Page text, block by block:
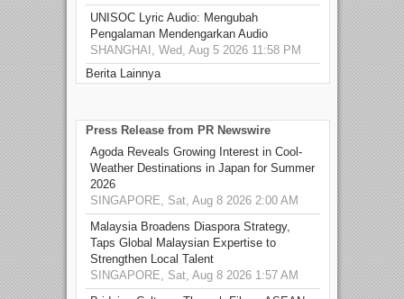
UNISOC Lyric Audio: Mengubah
Pengalaman Mendengarkan Audio
SHANGHAI, Wed, Aug 5 2026 11:58 PM
Berita Lainnya
Press Release from PR Newswire
Agoda Reveals Growing Interest in Cool-
Weather Destinations in Japan for Summer
2026
SINGAPORE, Sat, Aug 8 2026 2:00 AM
Malaysia Broadens Diaspora Strategy,
Taps Global Malaysian Expertise to
Strengthen Local Talent
SINGAPORE, Sat, Aug 8 2026 1:57 AM